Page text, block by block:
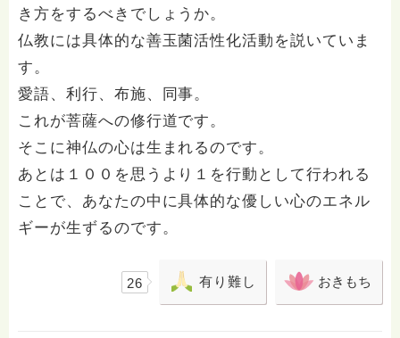
き方をするべきでしょうか。
仏教には具体的な善玉菌活性化活動を説いていま
す。
愛語、利行、布施、同事。
これが菩薩への修行道です。
そこに神仏の心は生まれるのです。
あとは１００を思うより１を行動として行われる
ことで、あなたの中に具体的な優しい心のエネル
ギーが生ずるのです。
26 有り難し おきもち